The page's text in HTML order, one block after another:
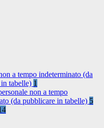
a tempo indeterminato (da
tabelle) 1
non a tempo
(da pubblicare in tabelle) 5